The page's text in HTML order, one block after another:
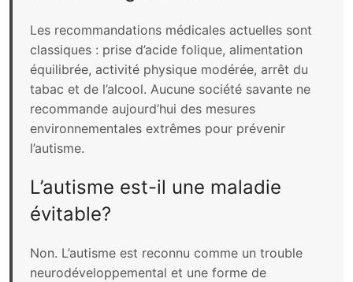
Les recommandations médicales actuelles sont
classiques : prise d’acide folique, alimentation
équilibrée, activité physique modérée, arrêt du
tabac et de l’alcool. Aucune société savante ne
recommande aujourd’hui des mesures
environnementales extrêmes pour prévenir
l’autisme.
L’autisme est-il une maladie
évitable?
Non. L’autisme est reconnu comme un trouble
neurodéveloppemental et une forme de